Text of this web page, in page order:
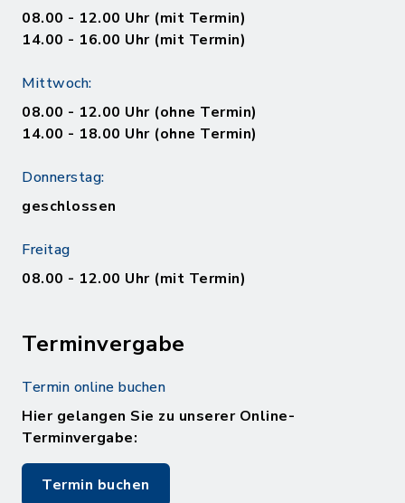
08.00 - 12.00 Uhr (mit Termin)
14.00 - 16.00 Uhr (mit Termin)
Mittwoch:
08.00 - 12.00 Uhr (ohne Termin)
14.00 - 18.00 Uhr (ohne Termin)
Donnerstag:
geschlossen
Freitag
08.00 - 12.00 Uhr (mit Termin)
Terminvergabe
Termin online buchen
Hier gelangen Sie zu unserer Online-
Terminvergabe:
Termin buchen